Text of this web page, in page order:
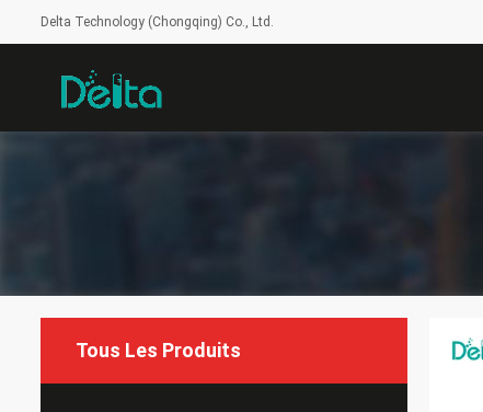
Delta Technology (Chongqing) Co., Ltd.
Tous Les Produits